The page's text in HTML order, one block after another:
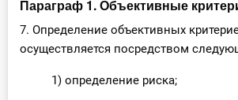
Параграф 1. Объективные
7. Определение объективных
осуществляется посредством
1) определение риска;